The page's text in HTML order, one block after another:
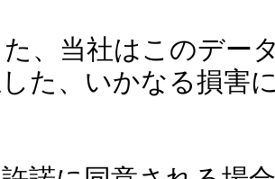
、当社はこのデー
た、いかなる損害